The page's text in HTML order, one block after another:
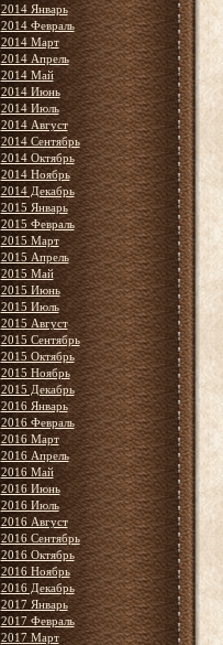
2014 Январь
2014 Февраль
2014 Март
2014 Апрель
2014 Май
2014 Июнь
2014 Июль
2014 Август
2014 Сентябрь
2014 Октябрь
2014 Ноябрь
2014 Декабрь
2015 Январь
2015 Февраль
2015 Март
2015 Апрель
2015 Май
2015 Июнь
2015 Июль
2015 Август
2015 Сентябрь
2015 Октябрь
2015 Ноябрь
2015 Декабрь
2016 Январь
2016 Февраль
2016 Март
2016 Апрель
2016 Май
2016 Июнь
2016 Июль
2016 Август
2016 Сентябрь
2016 Октябрь
2016 Ноябрь
2016 Декабрь
2017 Январь
2017 Февраль
2017 Март